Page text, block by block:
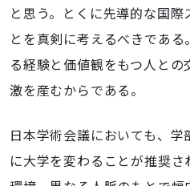
と思う。とくに先導的な国
とを真剣に考えるべきであ
る経験と価値観をもつ人と
激を産むからである。
日本学術会議においても、
に大学を変わることが推奨